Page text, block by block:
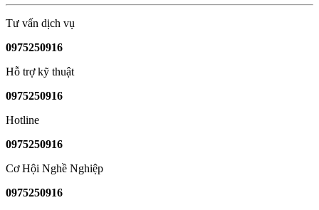
Tư vấn dịch vụ
0975250916
Hỗ trợ kỹ thuật
0975250916
Hotline
0975250916
Cơ Hội Nghề Nghiệp
0975250916